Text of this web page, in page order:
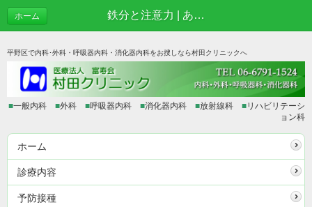
鉄分と注意力 | あれこれブログ
ホーム
平野区で内科･外科・呼吸器内科・消化器内科をお捜しなら村田クリニックへ
■一般内科 ■外科 ■呼吸器内科 ■消化器内科 ■放射線科 ■リハビリテーシ
ョン科
ホーム
診療内容
予防接種